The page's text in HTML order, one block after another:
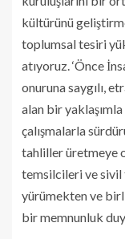
kültürünü
toplumsal tesiri
atıyoruz. ‘Önce
onuruna saygılı,
alan bir
çalışmalarla
tahliller üretmeye
temsilcileri ve sivil
yürümekten ve
bir memnunluk